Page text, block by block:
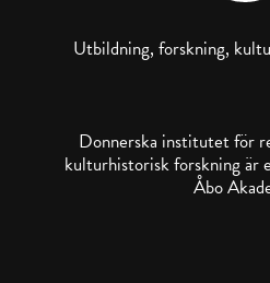
Utbildning, forskning,
Donnerska institutet för
kulturhistorisk forskning är
Åbo